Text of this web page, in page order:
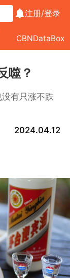
注册/登录
CBNDataBox
噬？
有只涨不跌
2024.04.12